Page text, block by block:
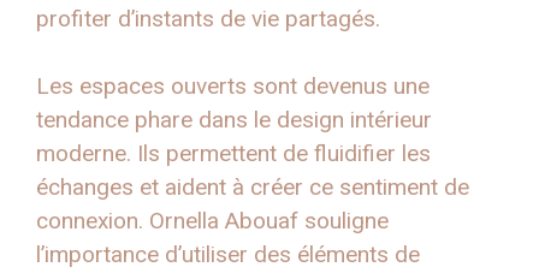
profiter d’instants de vie partagés.
Les espaces ouverts sont devenus une
tendance phare dans le design intérieur
moderne. Ils permettent de fluidifier les
échanges et aident à créer ce sentiment de
connexion. Ornella Abouaf souligne
l’importance d’utiliser des éléments de